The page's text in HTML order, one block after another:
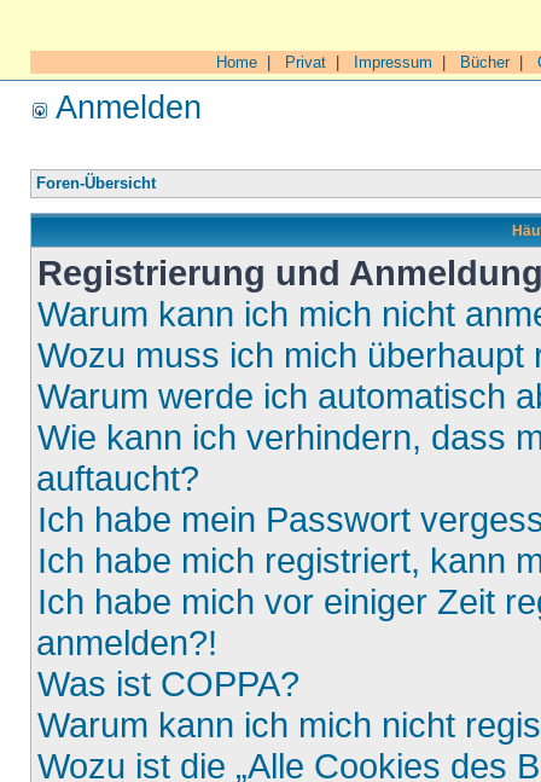
Home Privat Impressum Bücher|
Anmelden
Foren-Übersicht
Registrierung und
Warum kann ich mich nicht
Wozu muss ich mich überhaupt
Warum werde ich automatisch
Wie kann ich verhindern, dass
auftaucht?
Ich habe mein Passwort
Ich habe mich registriert, kann
Ich habe mich vor einiger Zeit
anmelden?!
Was ist COPPA?
Warum kann ich mich nicht
Wozu ist die „Alle Cookies des